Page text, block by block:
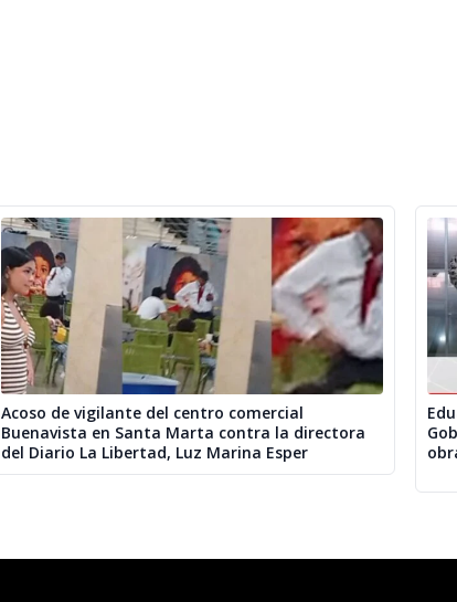
Acoso de vigilante del centro comercial
Buenavista en Santa Marta contra la directora
del Diario La Libertad, Luz Marina Esper